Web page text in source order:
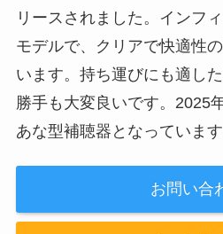
リースされました。インフ
モデルで、クリアで快適性
います。持ち運びにも適し
勝手も大変良いです。2025
あな型補聴器となっています
お問い合